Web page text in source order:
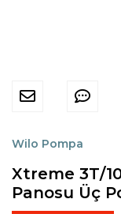
Wilo Pompa
Xtreme 3T/
Panosu Üç